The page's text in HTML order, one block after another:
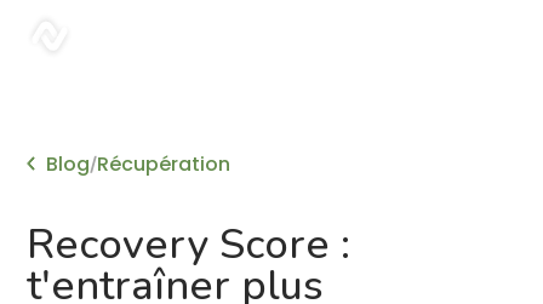
Blog/Récupération
Recovery Score :
t'entraîner plus